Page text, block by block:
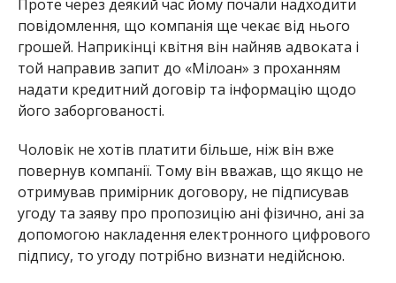
Проте через деякий час йому почали надходити
повідомлення, що компанія ще чекає від нього
грошей. Наприкінці квітня він найняв адвоката і
той направив запит до «Мілоан» з проханням
надати кредитний договір та інформацію щодо
його заборгованості.
Чоловік не хотів платити більше, ніж він вже
повернув компанії. Тому він вважав, що якщо не
отримував примірник договору, не підписував
угоду та заяву про пропозицію ані фізично, ані за
допомогою накладення електронного цифрового
підпису, то угоду потрібно визнати недійсною.